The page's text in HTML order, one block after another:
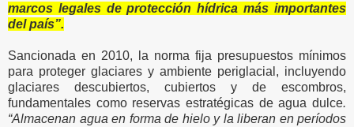
marcos legales de protección hídrica más importantes
del país”.
Sancionada en 2010, la norma fija presupuestos mínimos
para proteger glaciares y ambiente periglacial, incluyendo
glaciares descubiertos, cubiertos y de escombros,
fundamentales como reservas estratégicas de agua dulce.
“Almacenan agua en forma de hielo y la liberan en períodos